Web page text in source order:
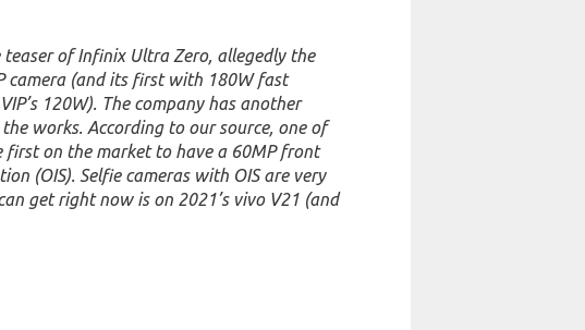
of Infinix Ultra Zero, allegedly the
camera (and its first with 180W fast
120W). The company has another
works. According to our source, one of
first on the market to have a 60MP front
(OIS). Selfie cameras with OIS are very
get right now is on 2021’s vivo V21 (and